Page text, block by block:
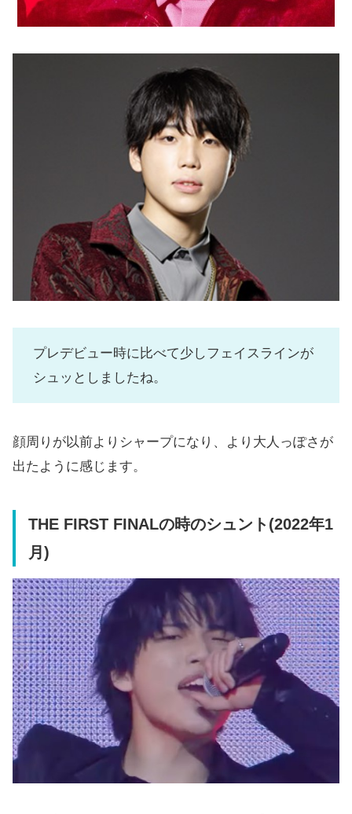
プレデビュー時に比べて少しフェイスラインが
シュッとしましたね。
顔周りが以前よりシャープになり、より大人っぽさが
出たように感じます。
THE FIRST FINALの時のシュント(2022年1
月)